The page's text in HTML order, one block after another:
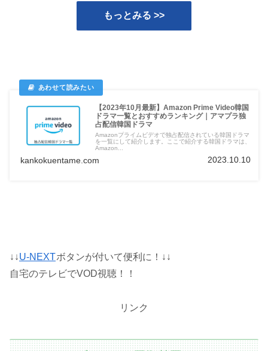
もっとみる >>
【2023年10月最新】Amazon Prime Video韓国
ドラマ一覧とおすすめランキング｜アマプラ独
占配信韓国ドラマ
Amazonプライムビデオで独占配信されている韓国ドラマ
を一覧にして紹介します。ここで紹介する韓国ドラマは、
Amazon...
kankokuentame.com 2023.10.10
↓↓U-NEXTボタンが付いて便利に！↓↓
自宅のテレビでVOD視聴！！
リンク